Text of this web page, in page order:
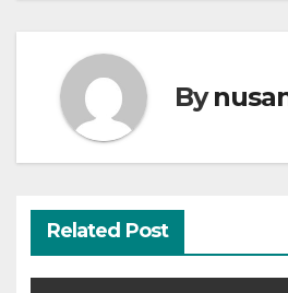
By
Related Post